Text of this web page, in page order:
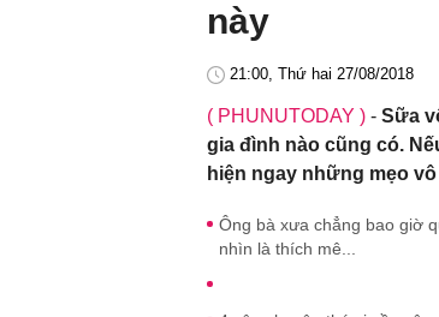
này
21:00, Thứ hai 27/08/2018
( PHUNUTODAY ) - Sữa
gia đình nào cũng có.
hiện ngay những mẹo
Ông bà xưa chẳng bao giờ
nhìn là thích mê...